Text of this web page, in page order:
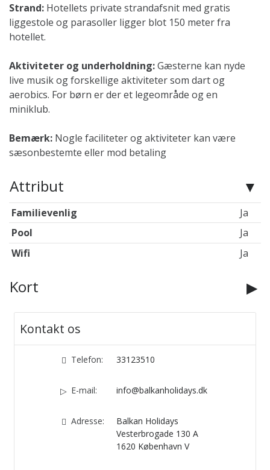
Strand: Hotellets private strandafsnit med gratis
liggestole og parasoller ligger blot 150 meter fra
hotellet.
Aktiviteter og underholdning:Gæsterne kan nyde
live musik og forskellige aktiviteter som dart og
aerobics. For børn er der et legeområde og en
miniklub.
Bemærk: Nogle faciliteter og aktiviteter kan være
sæsonbestemte eller mod betaling
Attribut
Familievenlig
Ja
Pool
Ja
Wifi
Ja
Kort
Kontakt os
Telefon: 33123510
E-mail: info@balkanholidays.dk
Adresse:
Balkan Holidays
Vesterbrogade 130 A
1620 København V